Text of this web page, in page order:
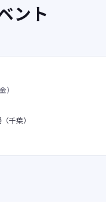
ント
）
千葉）